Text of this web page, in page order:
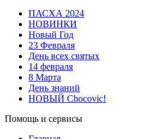
ПАСХА 2024
НОВИНКИ
Новый Год
23 Февраля
День всех святых
14 февраля
8 Марта
День знаний
НОВЫЙ Chocovic!
Помощь и сервисы